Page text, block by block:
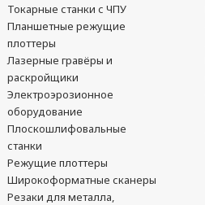
Токарные станки с ЧПУ
Планшетные режущие
плоттеры
Лазерные гравёры и
раскройщики
Электроэрозионное
оборудование
Плоскошлифовальные
станки
Режущие плоттеры
Широкоформатные сканеры
Резаки для металла,